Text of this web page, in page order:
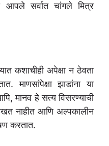
आपले सर्वात चांगले मित्र
कशाचीही अपेक्षा न ठेवता
माणसांपेक्षा झाडांना या
मानव हे सत्य विसरण्याची
नाहीत आणि अल्पकालीन
करतात.